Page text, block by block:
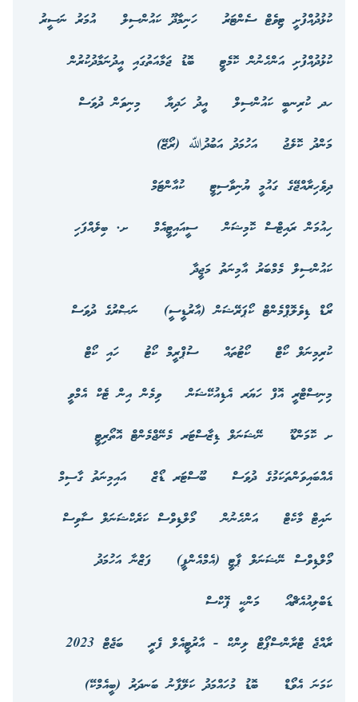
ކުޅުދުއްފުށީ ޓިވެޓް ސެންޓަރު
ހަނިމާދޫ ކައުންސިލް
އުމަރު ނަސީރު
ކުޅުދުއްފުށި އަންހެނުން ކޮމެޓީ
ބޮޑު ޖަމާއަތުގައި އީދުނަމާދުކުރުން
ހދ ކުރިނބީ ކައުންސިލް
އީދު ހަދިޔާ
މިނިވަން ދުވަސް
މަންދު ކޮލެޖު
އަހުމަދު އަބުދުﷲ (ރޯޒޭ)
ދިވެހިރާއްޖޭގެ ގައުމީ ޔުނިވާސިޓީ
ކުއާންޓަމް
ހިއުމަން ރައިޓްސް ކޮމިޝަން
ސީއައިޓީއެމް
ށ. ބިލެއްފަހި
ކައުންސިލް މެމްބަރު އާމިނަތު މަޖީދާ
ރޯޑް ޑިވެލޮޕްމެންޓް ކޯޕަރޭޝަން (އާރުޑީސީ)
ނަޞްރުގެ ދުވަސް
ކުރިމިނަލް ކޯޓް
ކޯޓުތައް ސުޕްރީމް ކޯޓު
ހައި ކޯޓް
މިނިސްޓްރީ އޮފް ހަޔަރ އެޑިއުކޭޝަން
ވިމެން އިން ޓެކް އެމްވީ
ށ ކޮމަންޑޫ
ނޭޝަނަލް ޑިޒާސްޓަރ މެނޭޖްމެންޓް އޮތޯރިޓީ
އެއްބައިވަންތަކަމުގެ ދުވަސް
ބޫސްޓަރ ޑޯޒް
އައިމިނަތު ގާސިމް
ނައިޓް މާކެޓް
އަންހެނުން
މޯލްޑިވްސް ކަރެކްޝަނަލް ސާވިސް
މޯލްޑިވްސް ނޭޝަނަލް ޕާޓީ (އެމްއެންޕީ)
ފަޒްނާ އަހުމަދު
ޑަބްލިއުއެޗްއޯ
މަންކީ ޕޮކްސް
ރާއްޖެ ޓްރާންސްޕޯޓް ލިންކް - އާރުޓީއެލް ފެރީ
ބަޖެޓް 2023
ކަމަނަ އެވޯޑް
ބޮޑު މުހައްމަދު ކަލޭފާނު ބަނދަރު (ބީއެމްކޭ)